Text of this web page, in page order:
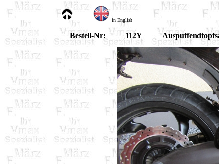
in English
Bestell-Nr: 112Y